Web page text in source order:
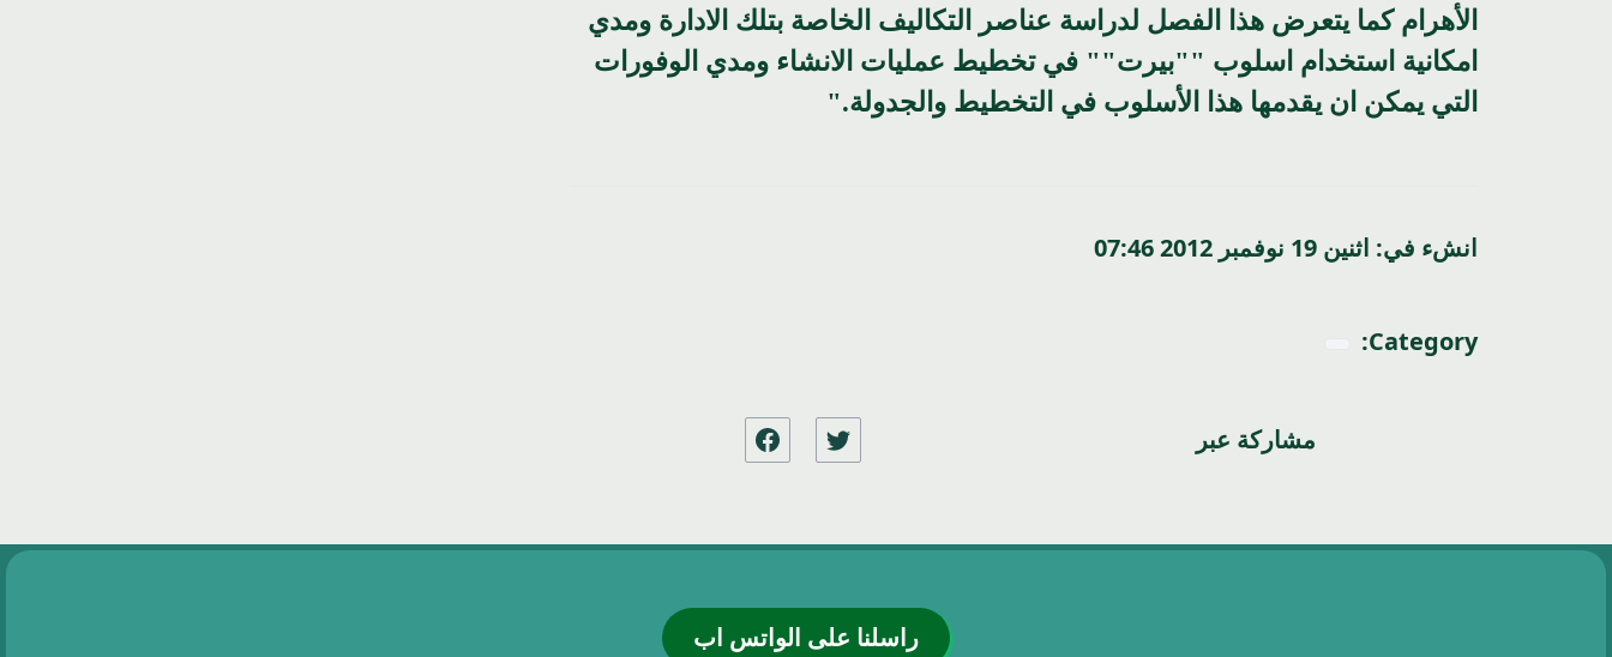
الأهرام كما يتعرض هذا الفصل لدراسة عناصر التكاليف الخاصة بتلك الادارة ومدي
امكانية استخدام اسلوب ""بيرت"" في تخطيط عمليات الانشاء ومدي الوفورات
التي يمكن ان يقدمها هذا الأسلوب في التخطيط والجدولة."
انشء في: اثنين 19 نوفمبر 2012 07:46
Category:
مشاركة عبر
راسلنا على الواتس اب